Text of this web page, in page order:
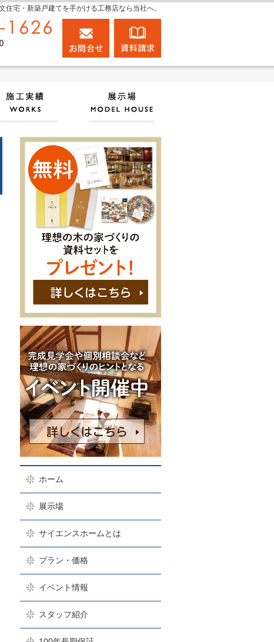
宅・新築戸建てを手がける工務店なら当社へ。
【完成見学会】コンパクトでも圧迫
【完成見学会】古民家風カフェのよ
ホーム
展示場
サイエンスホームとは
プラン・価格
イベント情報
スタッフ紹介
054-660-1626
営業時間10:00～17:00 定休日：水曜日